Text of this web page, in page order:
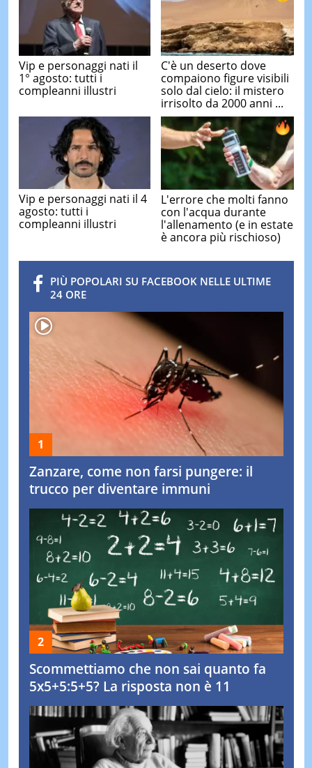
Vip e personaggi nati il
1° agosto: tutti i
compleanni illustri
C'è un deserto dove
compaiono figure visibili
solo dal cielo: il mistero
irrisolto da 2000 anni ...
Vip e personaggi nati il 4
agosto: tutti i
compleanni illustri
L'errore che molti fanno
con l'acqua durante
l'allenamento (e in estate
è ancora più rischioso)
PIÙ POPOLARI SU FACEBOOK NELLE ULTIME
24 ORE
Zanzare, come non farsi pungere: il
trucco per diventare immuni
Scommettiamo che non sai quanto fa
5x5+5:5+5? La risposta non è 11